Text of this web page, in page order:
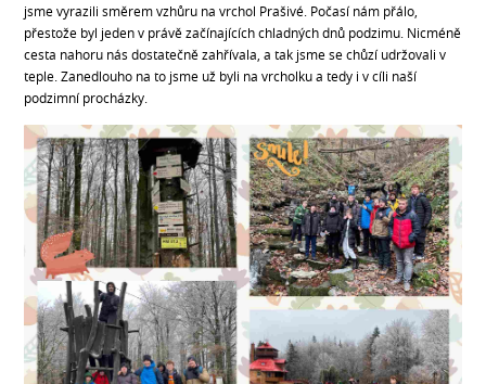
jsme vyrazili směrem vzhůru na vrchol Prašivé. Počasí nám přálo,
přestože byl jeden v právě začínajících chladných dnů podzimu. Nicméně
cesta nahoru nás dostatečně zahřívala, a tak jsme se chůzí udržovali v
teple. Zanedlouho na to jsme už byli na vrcholku a tedy i v cíli naší
podzimní procházky.